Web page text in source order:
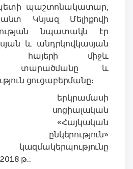
պաշտոնակատար,
Կնյազ Մելիքովի
նպատակն էր
և անդրկովկասյան
հայերի միջև
տարածմանը և
ցուցաբերմանը։
երկրամասի
սոցիալական
«Հայկական
ընկերություն»
թ.: